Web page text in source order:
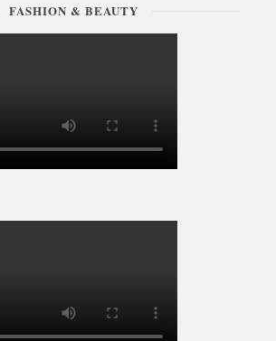
FASHION & BEAUTY